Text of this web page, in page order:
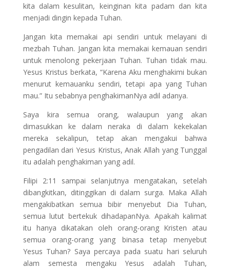
kita dalam kesulitan, keinginan kita padam dan kita
menjadi dingin kepada Tuhan.
Jangan kita memakai api sendiri untuk melayani di
mezbah Tuhan. Jangan kita memakai kemauan sendiri
untuk menolong pekerjaan Tuhan. Tuhan tidak mau.
Yesus Kristus berkata, “Karena Aku menghakimi bukan
menurut kemauanku sendiri, tetapi apa yang Tuhan
mau.” Itu sebabnya penghakimanNya adil adanya.
Saya kira semua orang, walaupun yang akan
dimasukkan ke dalam neraka di dalam kekekalan
mereka sekalipun, tetap akan mengakui bahwa
pengadilan dari Yesus Kristus, Anak Allah yang Tunggal
itu adalah penghakiman yang adil.
Filipi 2:11 sampai selanjutnya mengatakan, setelah
dibangkitkan, ditinggikan di dalam surga. Maka Allah
mengakibatkan semua bibir menyebut Dia Tuhan,
semua lutut bertekuk dihadapanNya. Apakah kalimat
itu hanya dikatakan oleh orang-orang Kristen atau
semua orang-orang yang binasa tetap menyebut
Yesus Tuhan? Saya percaya pada suatu hari seluruh
alam semesta mengaku Yesus adalah Tuhan,